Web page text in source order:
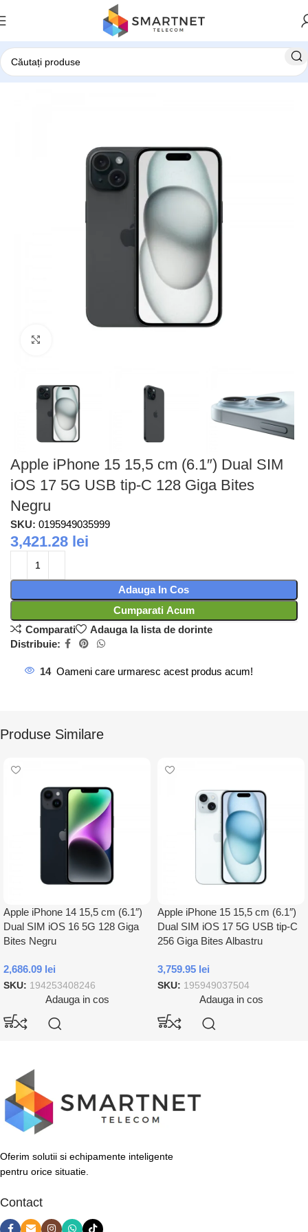
Prima pagină Telefoane
Apple iPhone 15 15,5 cm (6.1″) Dual SIM
iOS 17 5G USB tip-C 128 Giga Bites
Negru
SKU: 0195949035999
3,421.28 lei
Adauga In Cos
Cumparati Acum
Comparati
Adauga la lista de dorinte
Distribuie:
14 Oameni care urmaresc acest produs acum!
Produse Similare
Apple iPhone 14 15,5 cm (6.1″)
Dual SIM iOS 16 5G 128 Giga
Bites Negru
2,686.09 lei
SKU: 194253408246
Adauga in cos
Apple iPhone 15 15,5 cm (6.1″)
Dual SIM iOS 17 5G USB tip-C
256 Giga Bites Albastru
3,759.95 lei
SKU: 195949037504
Adauga in cos
Oferim solutii si echipamente inteligente
pentru orice situatie.
Contact